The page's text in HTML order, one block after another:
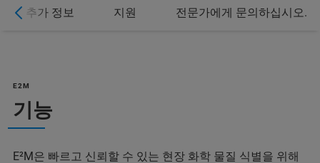
추가 정보 지원 전문가에게 문의하십시오.
E2M
기능
E²M은 빠르고 신뢰할 수 있는 현장 화학 물질 식별을 위해